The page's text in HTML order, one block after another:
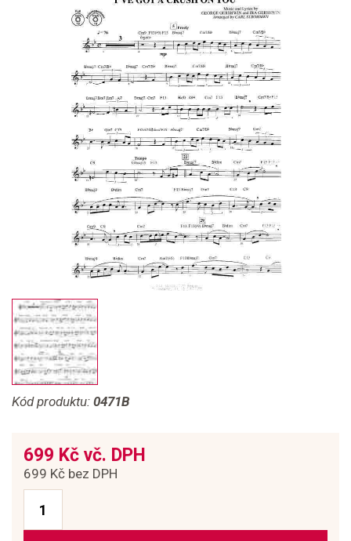
Kód produktu: 0471B
699 Kč vč. DPH
699 Kč bez DPH